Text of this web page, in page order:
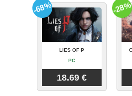
LIES OF P
PC
18.69 €
-68% -28%